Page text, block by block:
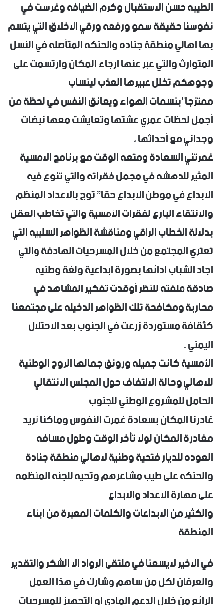
الطيبه حسن الاستقبال وكرم الضيافه وغرست في
نفوسنا حقيقة سمو ورفعه ورقي الاخلاق التي يتسم
بها اهالي منطقة جناده والحنكه المتأصله في النسل
المتوارث والتي عبر عنها ارجاء المكان وارتسمت على
وجوهكم تخلل عبيرها العذب لينساب
ممتزجا”بنسمات الهواء ويعانق النفس في لحظة من
أجمل لحظات عمري عشتها وتعايشت معها نبضات
وجداني مع أحداثها ،
غمرتني السعادة ومتعه الوقت مع برنامج الامسية
المثير للدهشه في مجمل فقراته والتي تنوع فيه
الابداع في موطن الابداع حقا” توج بالاعداد المنظم
والانتقاء البارع لفقرات الأمسية والتي تخاطب العقل
بدلالة الخطاب الراقي ومناقشة الظواهر السلبيه التي
تعتري المجتمع من خلال المسرحيات الهادفة والتي
اجاد الشباب ادائها بصورة ابداعية ولغة وطنيه
صادقة ملفته للنظر أوقدت تفكير المشاهد في
محاربة ومكافحة تلك الظواهر الدخيله على مجتمعنا
كثقافة مستوردة زرعت في الجنوب بعد الاحتلال
اليمني .
الأمسية كانت جميله ورونق جمالها الروح الوطنية
للاهالي وحالة الالتفاف حول المجلس الانتقالي
الحامل للمشروع الوطني للجنوب
غادرنا المكان بسعادة غمرت النفوس وماكنا نريد
مغادرة المكان لولا تأخر الوقت وطول مسافه
العوده للديار فتحية وطنية لاهالي منطقة جنادة
والحنكه على طيب مشاعرهم وتحيه للجنه المنظمه
على مهارة الاعداد والابداع
والكثير من الابداعات والكلمات المعبرة من ابناء
المنطقة
في الاخير لايسعنا في ملتقى الرواد الا الشكر والتقدير
والعرفان لكل من ساهم وشارك في هذا العمل